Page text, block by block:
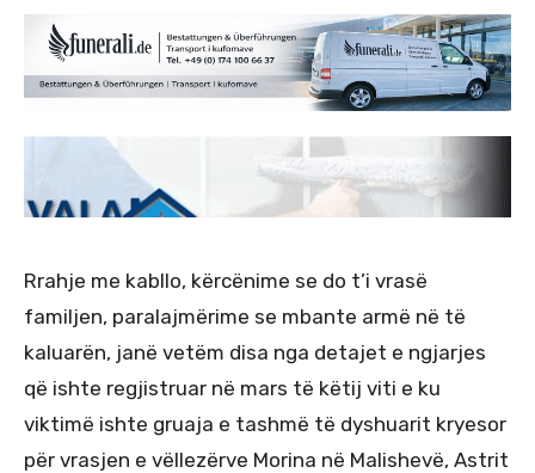
Rrahje me kabllo, kërcënime se do t’i vrasë
familjen, paralajmërime se mbante armë në të
kaluarën, janë vetëm disa nga detajet e ngjarjes
që ishte regjistruar në mars të këtij viti e ku
viktimë ishte gruaja e tashmë të dyshuarit kryesor
për vrasjen e vëllezërve Morina në Malishevë, Astrit